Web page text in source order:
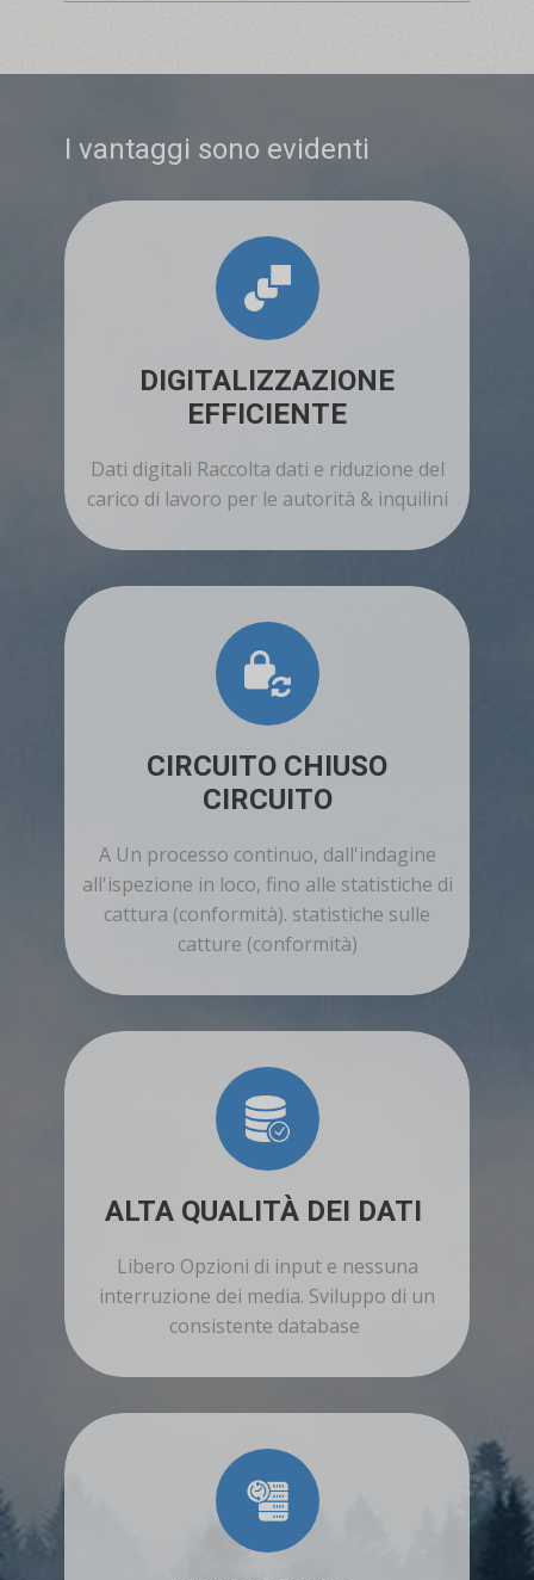
I vantaggi sono evidenti
DIGITALIZZAZIONE
EFFICIENTE
Dati digitali Raccolta dati e riduzione del
carico di lavoro per le autorità & inquilini
CIRCUITO CHIUSO
CIRCUITO
A Un processo continuo, dall'indagine
all'ispezione in loco, fino alle statistiche di
cattura (conformità). statistiche sulle
catture (conformità)
ALTA QUALITÀ DEI DATI
Libero Opzioni di input e nessuna
interruzione dei media. Sviluppo di un
consistente database